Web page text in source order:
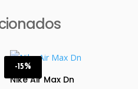
-15%
Nike Air Max Dn